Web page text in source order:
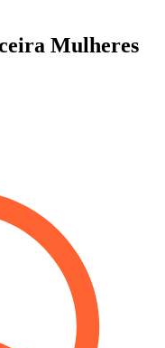
Mulheres